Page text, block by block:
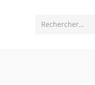
Rechercher…